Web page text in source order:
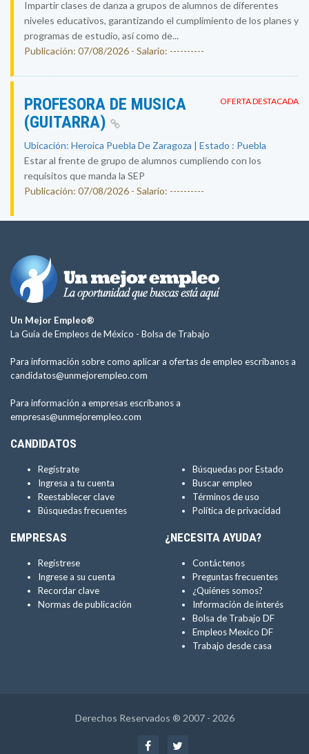
Impartir clases de danza a grupos de alumnos de diferentes
niveles educativos, garantizando el cumplimiento de los planes y
programas de estudio, así como de...
Publicación: 07/08/2026 - Salario: ----------
OFERTA DESTACADA
PROFESORA DE MUSICA
(GUITARRA)
Ubicación: Heroica Puebla De Zaragoza | Estado : Puebla
Estar al frente de grupo de alumnos cumpliendo con los
requisitos que manda la SEP
Publicación: 07/08/2026 - Salario: ----------
Un Mejor Empleo®
La Guía de Empleos de México - Bolsa de Trabajo
Para información sobre como aplicar a ofertas de empleo escríbanos a
candidatos@unmejorempleo.com
Para información a empresas escríbanos a
empresas@unmejorempleo.com
CANDIDATOS
Regístrate
Ingresa a tu cuenta
Reestablecer clave
Búsquedas frecuentes
Búsquedas por Estado
Buscar empleo
Términos de uso
Política de privacidad
EMPRESAS
Regístrese
Ingrese a su cuenta
Recordar clave
Normas de publicación
¿NECESITA AYUDA?
Contáctenos
Preguntas frecuentes
¿Quiénes somos?
Información de interés
Bolsa de Trabajo DF
Empleos Mexico DF
Trabajo desde casa
Derechos Reservados ® 2007 - 2026
Facebook